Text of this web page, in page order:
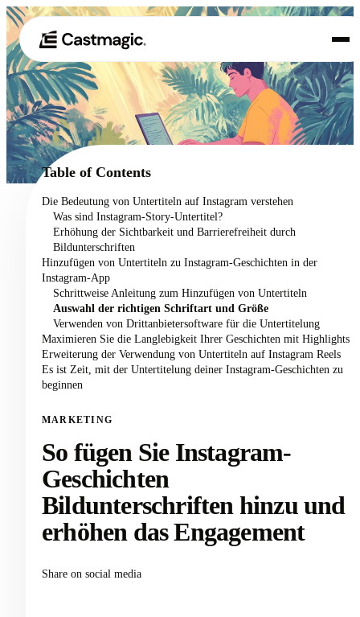
01 Produkt
02 Anwendungsfälle
Preisgestaltung
Über uns
Table of Contents
Die Bedeutung von Untertiteln auf Instagram verstehen
Was sind Instagram-Story-Untertitel?
Erhöhung der Sichtbarkeit und Barrierefreiheit durch
Bildunterschriften
Hinzufügen von Untertiteln zu Instagram-Geschichten in der
Instagram-App
Schrittweise Anleitung zum Hinzufügen von Untertiteln
Auswahl der richtigen Schriftart und Größe
Verwenden von Drittanbietersoftware für die Untertitelung
Maximieren Sie die Langlebigkeit Ihrer Geschichten mit Highlights
Erweiterung der Verwendung von Untertiteln auf Instagram Reels
Es ist Zeit, mit der Untertitelung deiner Instagram-Geschichten zu
beginnen
MARKETING
So fügen Sie Instagram-
Geschichten
Bildunterschriften hinzu und
erhöhen das Engagement
Share on social media